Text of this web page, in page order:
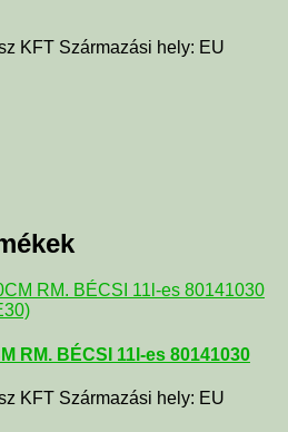
KFT Származási hely: EU
RM. BÉCSI 11l-es 80141030
KFT Származási hely: EU